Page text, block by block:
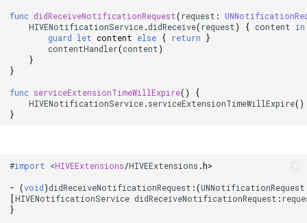
func didReceiveNotificationRequest(request :
HIVENotificationService.didReceive(request) { content in
guard let content else { return }
contentHandler(content)
}
}
func serviceExtensionTimeWillExpire()
{
HIVENotificationService.serviceExtensionTimeWillExpire()
}
#import <HIVEExtensions/HIVEExtensions .h>
- (void)didReceiveNotificationRequest :(UNNotificationRequest
[HIVENotificationService didReceiveNotificationRequest :
}